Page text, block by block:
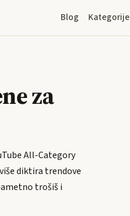
Blog Kategorije
za
All-Category
diktira trendove
trošiš i